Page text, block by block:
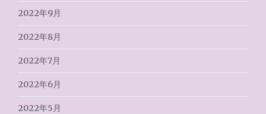
2022年9月
2022年8月
2022年7月
2022年6月
2022年5月